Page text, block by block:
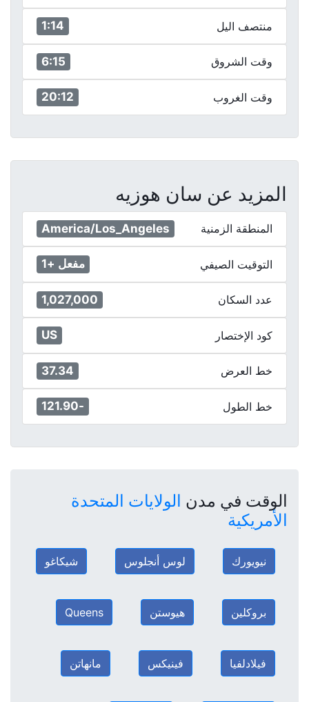
منتصف اليل 1:14
وقت الشروق 6:15
وقت الغروب 20:12
المزيد عن سان هوزيه
المنطقة الزمنية America/Los_Angeles
التوقيت الصيفي مفعل +1
عدد السكان 1,027,000
كود الإختصار US
خط العرض 37.34
خط الطول -121.90
الوقت في مدن الولايات المتحدة
الأمريكية
نيويورك لوس أنجلوس شيكاغو
بروكلين هيوستن Queens
فيلادلفيا فينيكس مانهاتن